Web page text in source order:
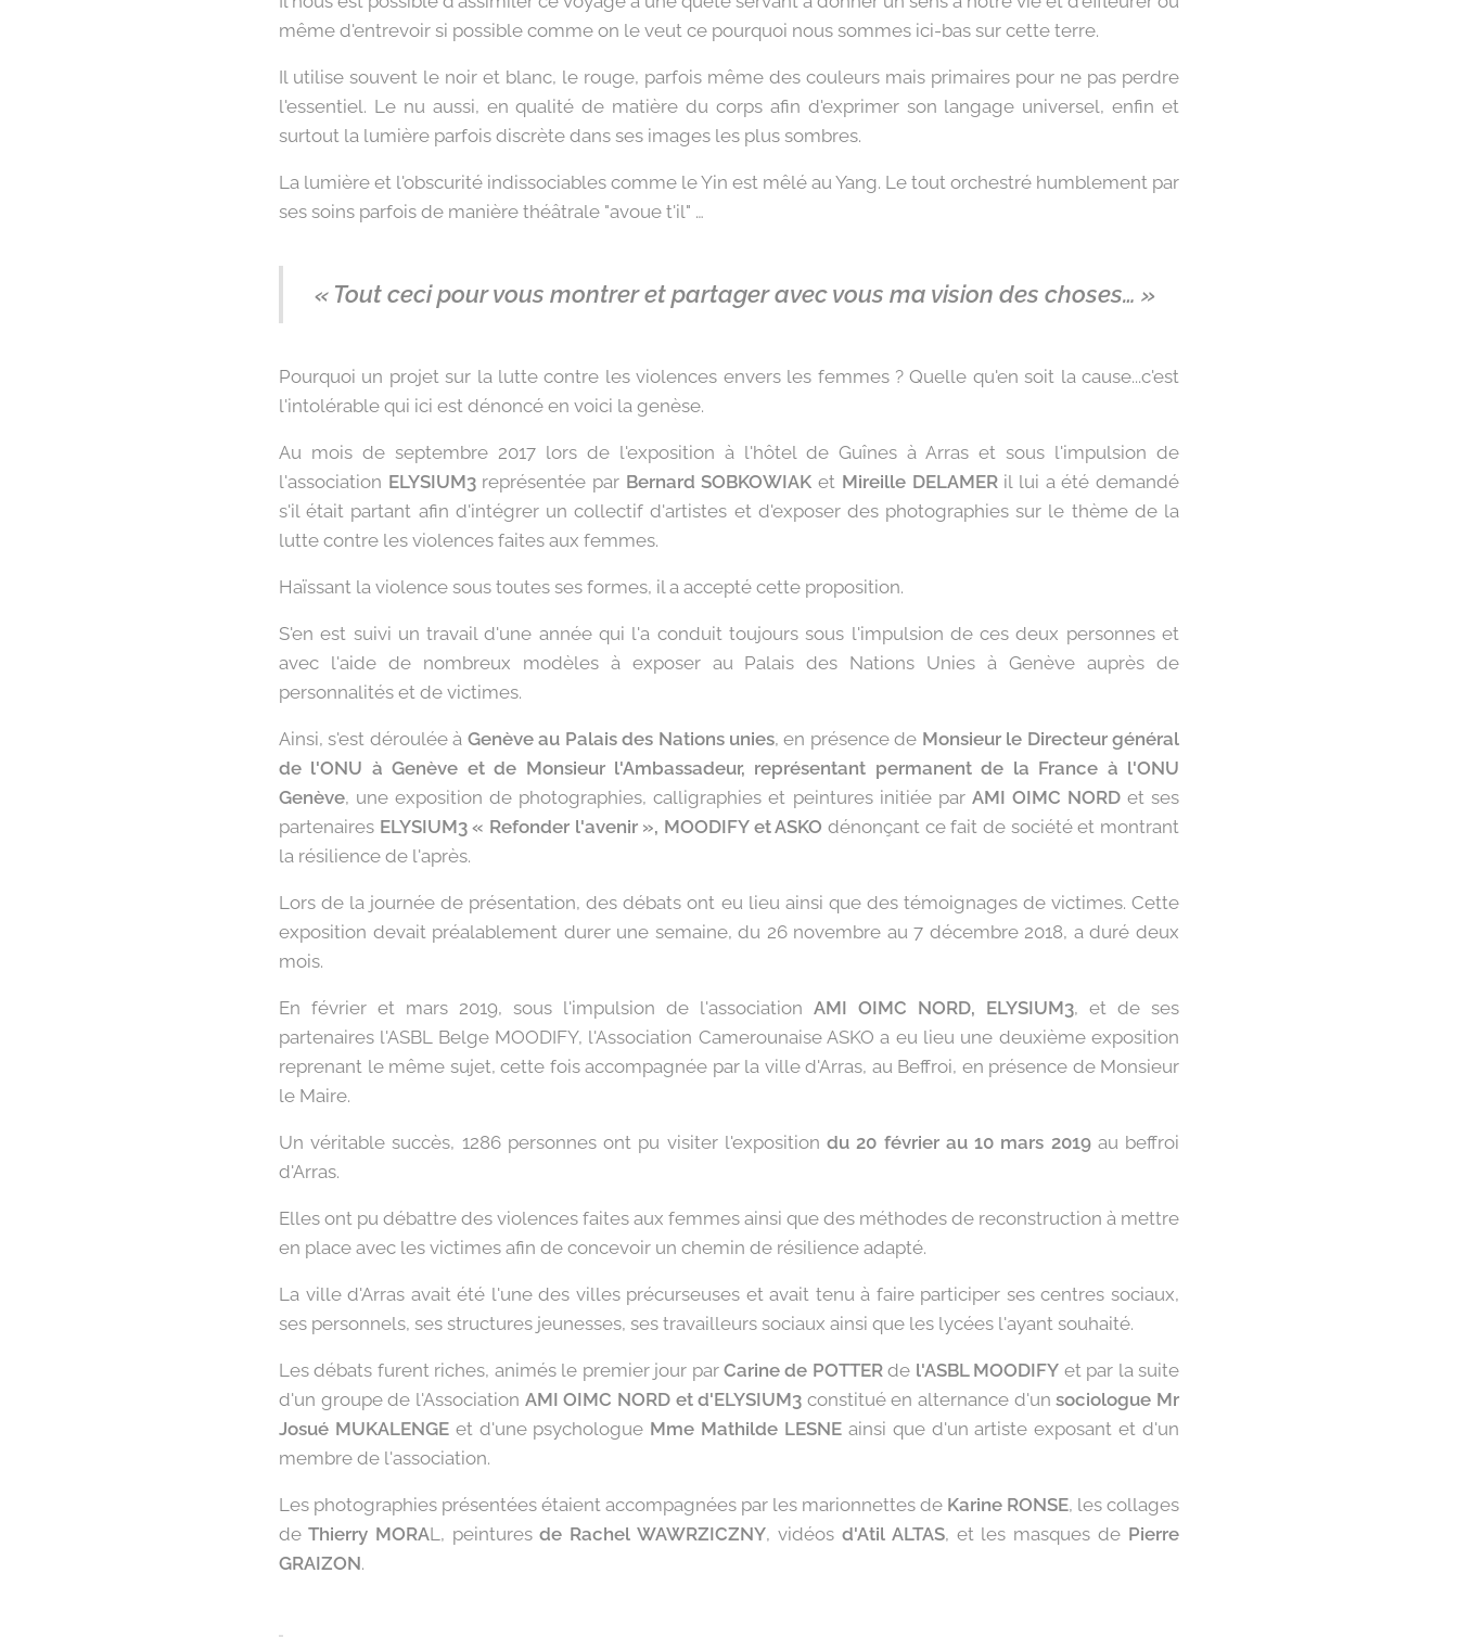
même d'entrevoir si possible comme on le veut ce pourquoi nous sommes ici-bas sur cette terre.
Il utilise souvent le noir et blanc, le rouge, parfois même des couleurs mais primaires pour ne pas perdre
l'essentiel. Le nu aussi, en qualité de matière du corps afin d'exprimer son langage universel, enfin et
surtout la lumière parfois discrète dans ses images les plus sombres.
La lumière et l'obscurité indissociables comme le Yin est mêlé au Yang. Le tout orchestré humblement par
ses soins parfois de manière théâtrale "avoue t'il" …
« Tout ceci pour vous montrer et partager avec vous ma vision des choses… »
Pourquoi un projet sur la lutte contre les violences envers les femmes ? Quelle qu'en soit la cause...c'est
l'intolérable qui ici est dénoncé en voici la genèse.
Au mois de septembre 2017 lors de l'exposition à l'hôtel de Guînes à Arras et sous l'impulsion de
l'association ELYSIUM3représentée par Bernard SOBKOWIAK et Mireille DELAMERil lui a été demandé
s'il était partant afin d'intégrer un collectif d'artistes et d'exposer des photographies sur le thème de la
lutte contre les violences faites aux femmes.
Haïssant la violence sous toutes ses formes, il a accepté cette proposition.
S'en est suivi un travail d'une année qui l'a conduit toujours sous l'impulsion de ces deux personnes et
avec l'aide de nombreux modèles à exposer au Palais des Nations Unies à Genève auprès de
personnalités et de victimes.
Ainsi, s'est déroulée à Genève au Palais des Nations unies, en présence de Monsieur le Directeur général
de l'ONU à Genève et de Monsieur l'Ambassadeur, représentant permanent de la France à l'ONU
Genève, une exposition de photographies, calligraphies et peintures initiée par AMI OIMC NORDet ses
partenaires ELYSIUM3 « Refonder l'avenir », MOODIFY et ASKO dénonçant ce fait de société et montrant
la résilience de l'après.
Lors de la journée de présentation, des débats ont eu lieu ainsi que des témoignages de victimes. Cette
exposition devait préalablement durer une semaine, du 26 novembre au 7 décembre 2018, a duré deux
mois.
En février et mars 2019, sous l'impulsion de l'association AMI OIMC NORD, ELYSIUM3, et de ses
partenaires l'ASBL Belge MOODIFY, l'Association Camerounaise ASKO a eu lieu une deuxième exposition
reprenant le même sujet, cette fois accompagnée par la ville d'Arras, au Beffroi, en présence de Monsieur
le Maire.
Un véritable succès, 1286 personnes ont pu visiter l'expositiondu 20 février au 10 mars 2019au beffroi
d'Arras.
Elles ont pu débattre des violences faites aux femmes ainsi que des méthodes de reconstruction à mettre
en place avec les victimes afin de concevoir un chemin de résilience adapté.
La ville d'Arras avait été l'une des villes précurseuses et avait tenu à faire participer ses centres sociaux,
ses personnels, ses structures jeunesses, ses travailleurs sociaux ainsi que les lycées l'ayant souhaité.
Les débats furent riches, animés le premier jour par Carine de POTTERde l'ASBL MOODIFY et par la suite
d'un groupe de l'Association AMI OIMC NORD et d'ELYSIUM3 constitué en alternance d'unsociologue Mr
Josué MUKALENGEet d'une psychologue Mme Mathilde LESNE ainsi que d'un artiste exposant et d'un
membre de l'association.
Les photographies présentées étaient accompagnées par les marionnettes de Karine RONSE, les collages
de Thierry MORAL, peinturesde Rachel WAWRZICZNY, vidéos d'Atil ALTAS, et les masques de Pierre
GRAIZON.